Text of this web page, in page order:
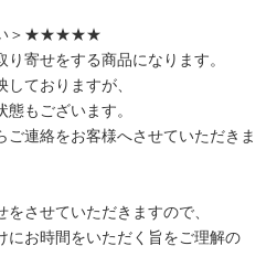
い＞★★★★★
寄せをする商品になります。
ておりますが、
もございます。
ご連絡をお客様へさせていただきま
させていただきますので、
にお時間をいただく旨をご理解の